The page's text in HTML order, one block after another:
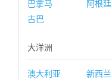
巴拿马
阿根廷
古巴
大洋洲
澳大利亚 新西兰